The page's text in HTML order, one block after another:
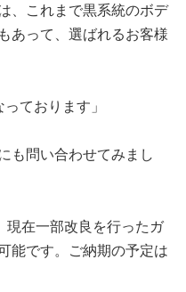
、これまで黒系統のボデ
あって、選ばれるお客様
ております」
も問い合わせてみまし
現在一部改良を行ったガ
能です。ご納期の予定は